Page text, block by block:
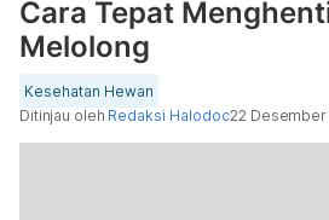
Cara Tepat
Melolong
Kesehatan Hewan
Ditinjau oleh Redaksi Halodoc22 Desember